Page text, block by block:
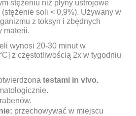
stężeniu niż płyny ustrojowe
soli < 0,9%). Używany w
z toksyn i zbędnych
materii.
wynosi 20-30 minut w
z częstotliwością 2x w tygodniu
testami in vivo.
przechowywać w miejscu